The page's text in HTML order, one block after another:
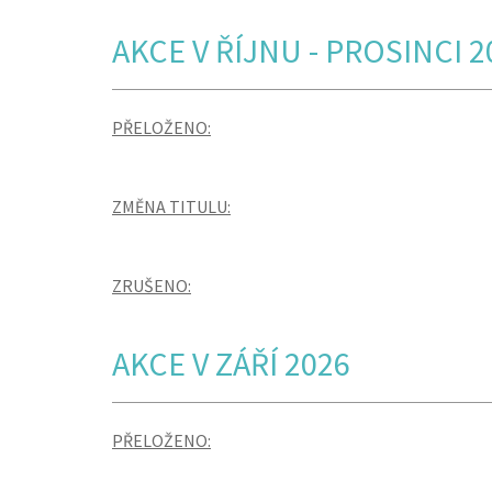
AKCE V ŘÍJNU - PROSINCI
PŘELOŽENO:
ZMĚNA TITULU:
ZRUŠENO:
AKCE V ZÁŘÍ 2026
PŘELOŽENO: